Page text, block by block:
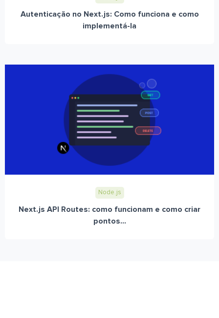
Autenticação no Next.js: Como funciona e como
implementá-la
Node.js
Next.js API Routes: como funcionam e como criar
pontos...